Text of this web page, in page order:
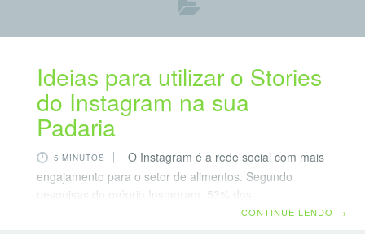
Ideias para utilizar o Stories
do Instagram na sua
Padaria
5 MINUTOS
O Instagram é a rede social com mais
engajamento para o setor de alimentos. Segundo
pesquisas do próprio Instagram, 53% dos
frequentadores habituais de restaurantes e 41% dos
CONTINUE LENDO →